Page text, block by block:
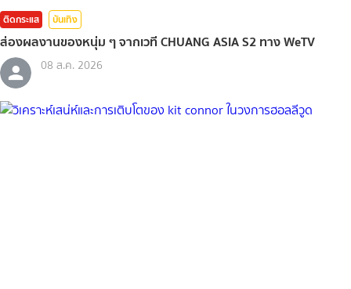
ติดกระแส บันเทิง
ส่องผลงานของหนุ่ม ๆ จากเวที CHUANG ASIA S2 ทาง WeTV
08 ส.ค. 2026